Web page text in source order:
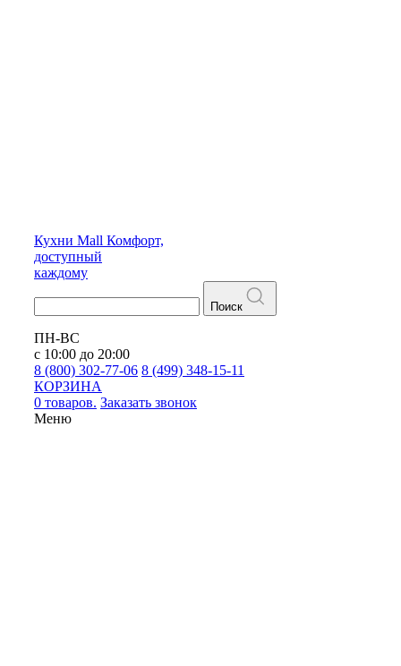
Кухни Mall Комфорт,
доступный
каждому
Поиск
ПН-ВС
с 10:00 до 20:00
8 (800) 302-77-06 8 (499) 348-15-11
КОРЗИНА
0 товаров. Заказать звонок
Меню